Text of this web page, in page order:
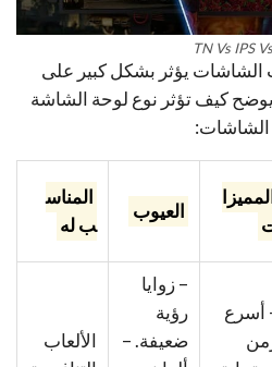
TN Vs IPS
الشاشات يؤثر بشكل كبير على
كيف تؤثر نوع لوحة الشاشة
الشاشات:
العيوب
المناس
ب له
أسرع
– زوايا
رؤية
ضعيفة. –
الألعاب